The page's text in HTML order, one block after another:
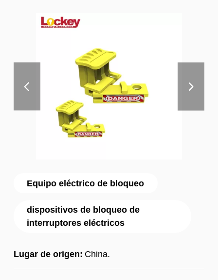
Equipo eléctrico de bloqueo
dispositivos de bloqueo de
interruptores eléctricos
Lugar de origen: China.